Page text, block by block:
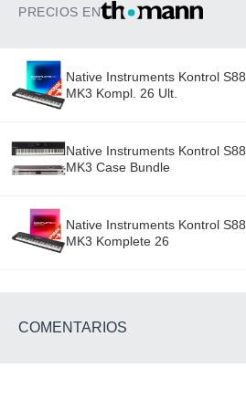
PRECIOS EN
Native Instruments Kontrol S88
MK3 Kompl. 26 Ult.
Native Instruments Kontrol S88
MK3 Case Bundle
Native Instruments Kontrol S88
MK3 Komplete 26
COMENTARIOS